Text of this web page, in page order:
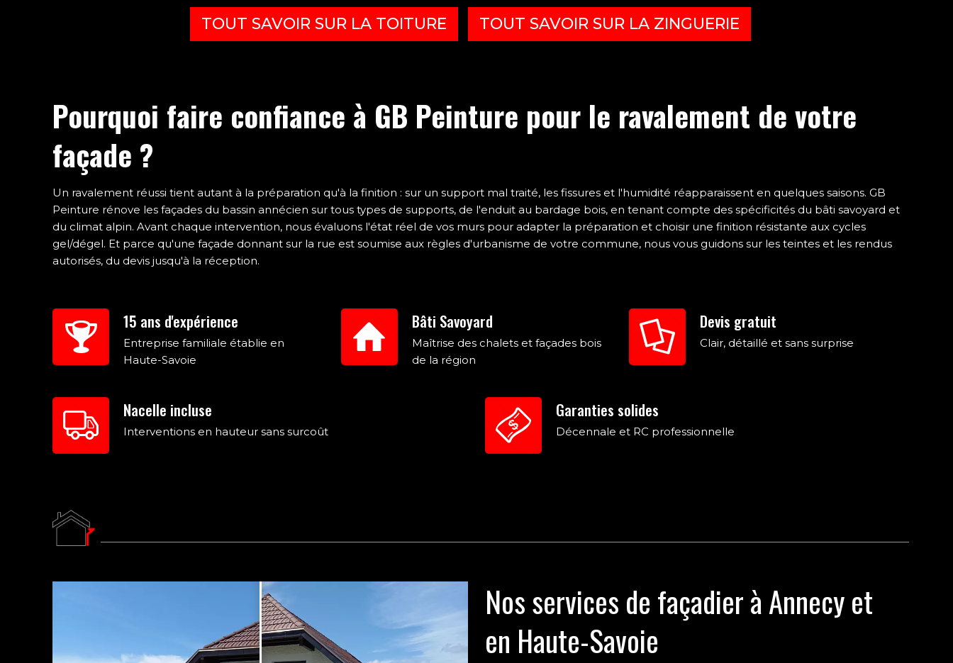
TOUT SAVOIR SUR LA TOITURE TOUT SAVOIR SUR LA ZINGUERIE
Pourquoi faire confiance à GB Peinture pour le ravalement de votre
façade ?
Un ravalement réussi tient autant à la préparation qu'à la finition : sur un support mal traité, les fissures et l'humidité réapparaissent en quelques saisons. GB
Peinture rénove les façades du bassin annécien sur tous types de supports, de l'enduit au bardage bois, en tenant compte des spécificités du bâti savoyard et
du climat alpin. Avant chaque intervention, nous évaluons l'état réel de vos murs pour adapter la préparation et choisir une finition résistante aux cycles
gel/dégel. Et parce qu'une façade donnant sur la rue est soumise aux règles d'urbanisme de votre commune, nous vous guidons sur les teintes et les rendus
autorisés, du devis jusqu'à la réception.
15 ans d'expérience
Entreprise familiale établie en
Haute-Savoie
Bâti Savoyard
Maîtrise des chalets et façades bois
de la région
Devis gratuit
Clair, détaillé et sans surprise
Nacelle incluse
Interventions en hauteur sans surcoût
Garanties solides
Décennale et RC professionnelle
Nos services de façadier à Annecy et
en Haute-Savoie